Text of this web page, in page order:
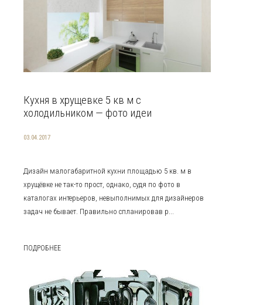
Кухня в хрущевке 5 кв м с
холодильником — фото идеи
03.04.2017
Дизайн малогабаритной кухни площадью 5 кв. м в
хрущёвке не так-то прост, однако, судя по фото в
каталогах интерьеров, невыполнимых для дизайнеров
задач не бывает. Правильно спланировав р...
ПОДРОБНЕЕ